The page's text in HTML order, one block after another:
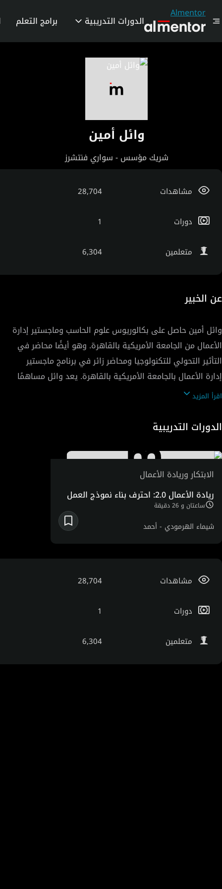
Almentor
الدورات التدريبية برامج التعلم
وائل أمين
شريك مؤسس - سواري فنتشرز
مشاهدات 28,704
دورات 1
متعلمين 6,304
عن الخبير
وائل أمين حاصل على بكالوريوس علوم الحاسب وماجستير إدارة
الأعمال من الجامعة الأمريكية بالقاهرة. وهو أيضًا محاضر في
التأثير التحولي للتكنولوجيا ومحاضر زائر في برنامج ماجستير
إدارة الأعمال بالجامعة الأمريكية بالقاهرة. يعد وائل مساهمًا
متكررًا في المشهد الإرشادي للشركات الناشئة المصرية مثل
التكنولوجيا". وهو مساهم منتظم في لجنة استثمار
Ideavelopers.
اقرأ المزيد
الدورات التدريبية
الابتكار وريادة الأعمال
ريادة الأعمال 2.0: احترف بناء نموذج العمل
ساعتان و 26 دقيقة
شيماء الهرمودي -أحمد
مشاهدات 28,704
دورات 1
متعلمين 6,304